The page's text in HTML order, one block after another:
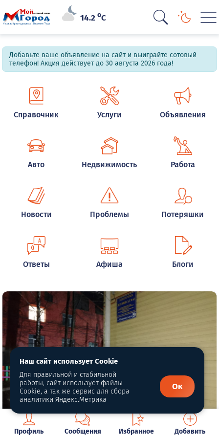
14.2oC
Добавьте ваше объявление на сайт и выиграйте сотовый
телефон! Акция действует до 30 августа 2026 года!
Справочник Услуги Объявления
Авто Недвижимость Работа
Новости Проблемы Потеряшки
Ответы Афиша Блоги
Профиль Сообщения Избранное Добавить
Наш сайт использует Cookie
Для правильной и стабильной
работы, сайт использует файлы
Cookie, а так же сервис для сбора
аналитики Яндекс.Метрика
Ок